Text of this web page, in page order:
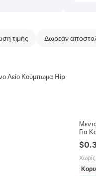
τιμής Δωρεάν
Λείο Κούμπωμα Hip
Για
$